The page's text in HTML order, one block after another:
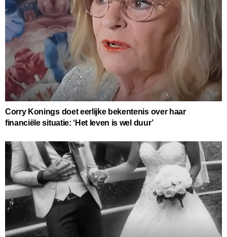
Corry Konings doet eerlijke bekentenis over haar
financiële situatie: ‘Het leven is wel duur’